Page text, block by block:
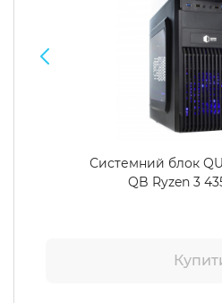
Системний блок
QB Ryzen 3